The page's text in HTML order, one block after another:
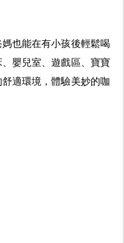
也能在有小孩後輕鬆喝
嬰兒室、遊戲區、寶寶
適環境，體驗美妙的咖